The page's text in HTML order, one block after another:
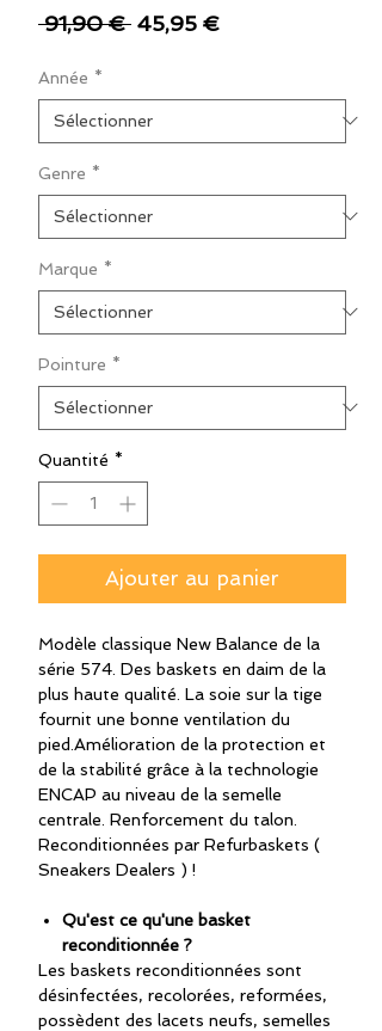
91,90 € Prix
45,95 €Prix
Année *
Genre *
Marque *
Pointure *
Quantité *
Ajouter au panier
Modèle classique New Balance de la
série 574. Des baskets en daim de la
plus haute qualité. La soie sur la tige
fournit une bonne ventilation du
pied.Amélioration de la protection et
de la stabilité grâce à la technologie
ENCAP au niveau de la semelle
centrale. Renforcement du talon.
Reconditionnées par Refurbaskets (
Sneakers Dealers ) !
Qu'est ce qu'une basket
reconditionnée ?
Les baskets reconditionnées sont
désinfectées, recolorées, reformées,
possèdent des lacets neufs, semelles